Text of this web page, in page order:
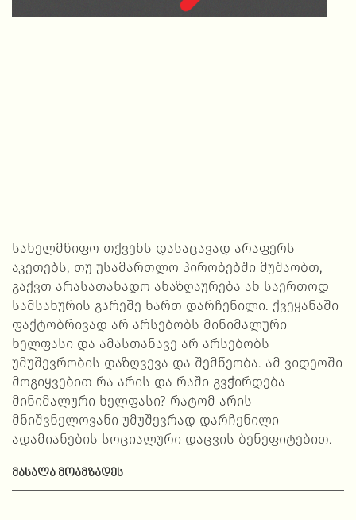
სახელმწიფო თქვენს დასაცავად არაფერს
აკეთებს, თუ უსამართლო პირობებში მუშაობთ,
გაქვთ არასათანადო ანაზღაურება ან საერთოდ
სამსახურის გარეშე ხართ დარჩენილი. ქვეყანაში
ფაქტობრივად არ არსებობს მინიმალური
ხელფასი და ამასთანავე არ არსებობს
უმუშევრობის დაზღვევა და შემწეობა. ამ ვიდეოში
მოგიყვებით რა არის და რაში გვჭირდება
მინიმალური ხელფასი? რატომ არის
მნიშვნელოვანი უმუშევრად დარჩენილი
ადამიანების სოციალური დაცვის ბენეფიტებით.
ᲛᲐᲡᲐᲚᲐ ᲛᲝᲐᲛᲖᲐᲓᲔᲡ